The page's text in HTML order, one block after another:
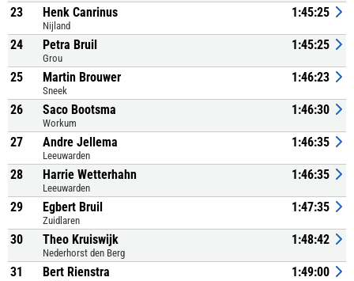
23 Henk Canrinus
Nijland
1:45:25
24 Petra Bruil
Grou
1:45:25
25 Martin Brouwer
Sneek
1:46:23
26 Saco Bootsma
Workum
1:46:30
27 Andre Jellema
Leeuwarden
1:46:35
28 Harrie Wetterhahn
Leeuwarden
1:46:35
29 Egbert Bruil
Zuidlaren
1:47:35
30 Theo Kruiswijk
Nederhorst den Berg
1:48:42
31 Bert Rienstra 1:49:00